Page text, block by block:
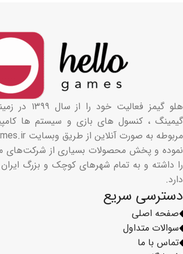
دسترسی سریع
صفحه اصلی
سوالات متداول
تماس با ما
هلو گیمز
گیمینگ ، کنسول های بازی و سیستم ها
نموده و پخش محصولات بسیاری از شرکت‌های
را داشته و به تمام شهرهای کوچک و بزرگ
دارد.